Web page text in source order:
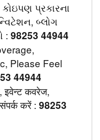
પ્રકારના
બ્લોગ
: 98253 44944
Please Feel
44944
इवेन्ट कवरेज,
करें : 98253